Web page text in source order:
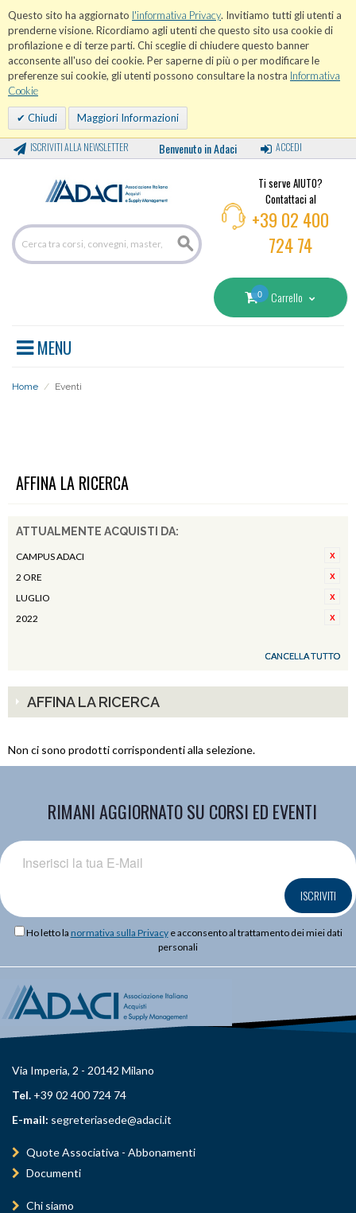
Questo sito ha aggiornato l'informativa Privacy. Invitiamo tutti gli utenti a
prenderne visione. Ricordiamo agli utenti che questo sito usa cookie di
profilazione e di terze parti. Chi sceglie di chiudere questo banner
acconsente all'uso dei cookie. Per saperne di più o per modificare le
preferenze sui cookie, gli utenti possono consultare la nostra Informativa
Cookie
Chiudi Maggiori Informazioni
ISCRIVITI ALLA NEWSLETTER Benvenuto in Adaci ACCEDI
Ti serve AIUTO?
Contattaci al
+39 02 400
724 74
0 Carrello
MENU
Home / Eventi
AFFINA LA RICERCA
ATTUALMENTE ACQUISTI DA:
CAMPUS ADACI
2 ORE
LUGLIO
2022
CANCELLA TUTTO
AFFINA LA RICERCA
Non ci sono prodotti corrispondenti alla selezione.
RIMANI AGGIORNATO SU CORSI ED EVENTI
ISCRIVITI
Ho letto la normativa sulla Privacye acconsento al trattamento dei miei dati
personali
Via Imperia, 2 - 20142 Milano
Tel. +39 02 400 724 74
E-mail: segreteriasede@adaci.it
Quote Associativa - Abbonamenti
Documenti
Chi siamo